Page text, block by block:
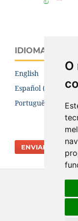
O
IDIOMA
English
Español (España)
Português (Brasil)
ENVIAR